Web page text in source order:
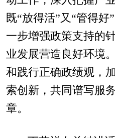
既“放得活”又“管得
一步增强政策支持的
业发展营造良好环境
和践行正确政绩观，
索创新，共同谱写服
章。